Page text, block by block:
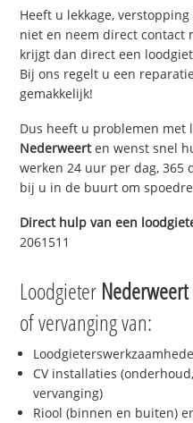
Heeft u lekkage,
niet en neem direct contact
krijgt dan direct een
Bij ons regelt u een
gemakkelijk!
Dus heeft u problemen met
Nederweerten wenst snel
werken 24 uur per dag, 365
bij u in de buurt om
Direct hulp van een
2061511
Loodgieter Nederweert
of vervanging van:
CV installaties
vervanging)
Riool (binnen en buiten)